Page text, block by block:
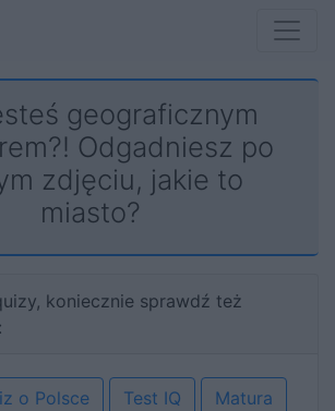
geograficznym
Odgadniesz po
zdjęciu, jakie to
miasto?
koniecznie sprawdź też
o Polsce Test IQ Matura